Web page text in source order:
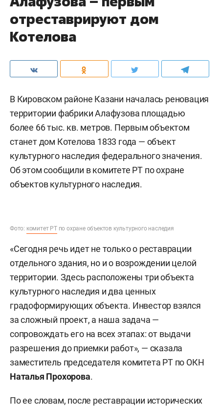
отреставрируют дом
Котелова
В Кировском районе Казани началась реновация
территории фабрики Алафузова площадью
более 66 тыс. кв. метров. Первым объектом
станет дом Котелова 1833 года — объект
культурного наследия федерального значения.
Об этом сообщили в комитете РТ по охране
объектов культурного наследия.
Фото: комитет РТпо охране объектов культурного наследия
«Сегодня речь идет не только о реставрации
отдельного здания, но и о возрождении целой
территории. Здесь расположены три объекта
культурного наследия и два ценных
градоформирующих объекта. Инвестор взялся
за сложный проект, а наша задача —
сопровождать его на всех этапах: от выдачи
разрешения до приемки работ», — сказала
заместитель председателя комитета РТ по ОКН
Наталья Прохорова.
По ее словам, после реставрации исторических